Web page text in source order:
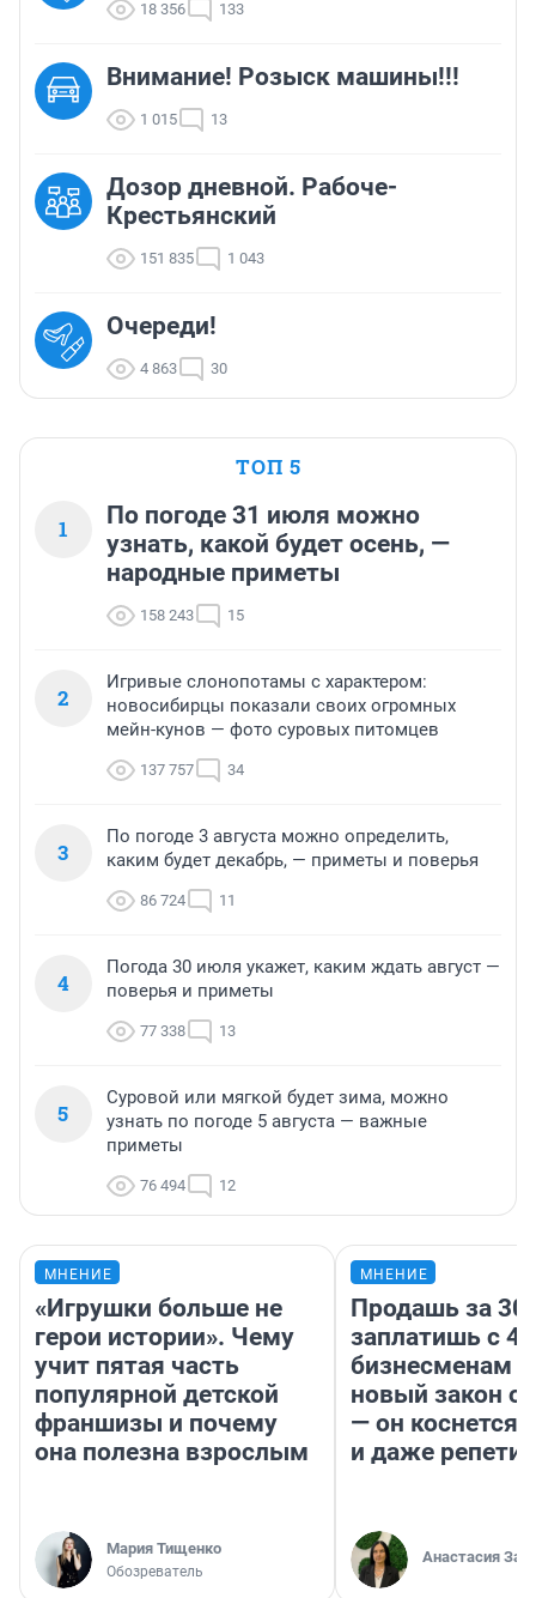
18 356 133
Внимание! Розыск машины!!!
1 015 13
Дозор дневной. Рабоче-
Крестьянский
151 835 1 043
Очереди!
4 863 30
ТОП 5
1
По погоде 31 июля можно
узнать, какой будет осень, —
народные приметы
158 243 15
2
Игривые слонопотамы с характером:
новосибирцы показали своих огромных
мейн-кунов — фото суровых питомцев
137 757 34
3
По погоде 3 августа можно определить,
каким будет декабрь, — приметы и поверья
86 724 11
4
Погода 30 июля укажет, каким ждать август —
поверья и приметы
77 338 13
5
Суровой или мягкой будет зима, можно
узнать по погоде 5 августа — важные
приметы
76 494 12
МНЕНИЕ
«Игрушки больше не
герои истории». Чему
учит пятая часть
популярной детской
франшизы и почему
она полезна взрослым
Мария Тищенко
Обозреватель
МНЕНИЕ
Продашь за
заплатишь с
бизнесменам
новый закон о
— он коснется
и даже
Анастасия